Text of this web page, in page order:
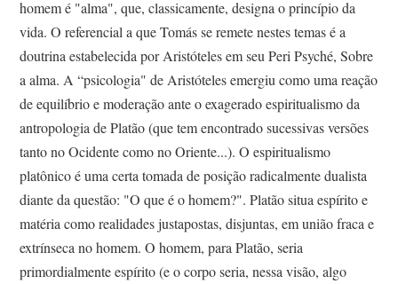
homem é "alma", que, classicamente, designa o princípio da
vida. O referencial a que Tomás se remete nestes temas é a
doutrina estabelecida por Aristóteles em seu Peri Psyché, Sobre
a alma. A “psicologia" de Aristóteles emergiu como uma reação
de equilíbrio e moderação ante o exagerado espiritualismo da
antropologia de Platão (que tem encontrado sucessivas versões
tanto no Ocidente como no Oriente...). O espiritualismo
platônico é uma certa tomada de posição radicalmente dualista
diante da questão: "O que é o homem?". Platão situa espírito e
matéria como realidades justapostas, disjuntas, em união fraca e
extrínseca no homem. O homem, para Platão, seria
primordialmente espírito (e o corpo seria, nessa visão, algo